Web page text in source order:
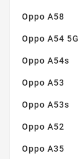
Oppo A58
Oppo A54 5G
Oppo A54s
Oppo A53
Oppo A53s
Oppo A52
Oppo A35